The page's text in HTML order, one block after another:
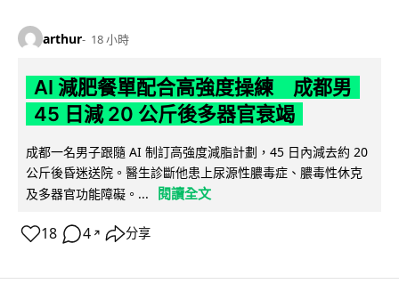
arthur 18 小時
AI 減肥餐單配合高強度操練 成都男
45 日減 20 公斤後多器官衰竭
成都一名男子跟隨 AI 制訂高強度減脂計劃，45 日內減去約 20
公斤後昏迷送院。醫生診斷他患上尿源性膿毒症、膿毒性休克
及多器官功能障礙。...
閱讀全文
18 4 ↗ 分享